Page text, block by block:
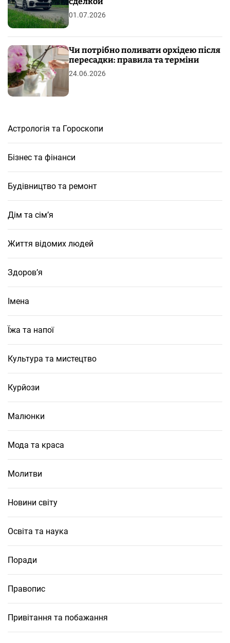
01.07.2026
Чи потрібно поливати орхідею після
пересадки: правила та терміни
24.06.2026
Астрологія та Гороскопи
Бізнес та фінанси
Будівництво та ремонт
Дім та сім’я
Життя відомих людей
Здоров’я
Імена
Їжа та напої
Культура та мистецтво
Курйози
Малюнки
Мода та краса
Молитви
Новини світу
Освіта та наука
Поради
Правопис
Привітання та побажання